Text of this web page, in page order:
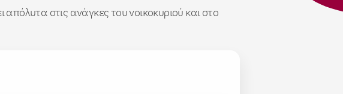
στις ανάγκες του νοικοκυριού και στο